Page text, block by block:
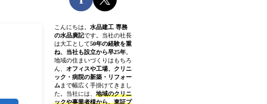
こんにちは。 水品建工 専務
の水品廣記です。当社の社長
は大工として50年の経験を重
ね、当社も設立から早25年。
地域の住まいづくりはもちろ
ん、
オフィスや工場、クリニ
ック・病院の新築・リフォー
ム まで幅広く手掛けてきまし
た。当社には、 地域のクリニ
ックや事業者様から、東証プ